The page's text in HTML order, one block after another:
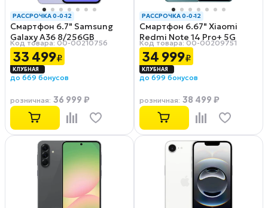
РАССРОЧКА 0-0-12
Смартфон 6.7" Samsung
Galaxy A36 8/256GB
Awesome Lavender
Код товара: 00-00210756
33 499₽
до 669 бонусов
розничная: 36 999 ₽
РАССРОЧКА 0-0-12
Смартфон 6.67" Xiaomi
Redmi Note 14 Pro+ 5G
8/256GB Frost Blue
Код товара: 00-00209751
34 999₽
до 699 бонусов
розничная: 38 499 ₽